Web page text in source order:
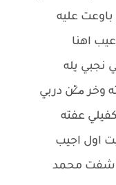
عليه
اهنا
نجبي يله
م̷ـــِْن دربي
عفته
اول اجيب
شفت محمد